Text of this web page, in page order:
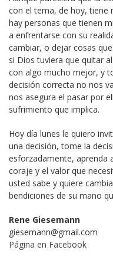
con el tema, de hoy, tiene
hay personas que tienen
a enfrentarse con su
cambiar, o dejar cosas
si Dios tuviera que quitar
con algo mucho mejor, y
decisión correcta no nos
nos asegura el pasar por
sufrimiento que implica.
Hoy día lunes le quiero
una decisión, tome la
esforzadamente, aprenda
coraje y el valor que
usted sabe y quiere
bendiciones de su mano
Rene Giesemann
giesemann@gmail.com
Página en Facebook